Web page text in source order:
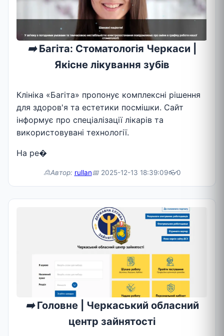
➡️Багіта: Стоматологія Черкаси |
Якісне лікування зубів
Клініка «Багіта» пропонує комплексні рішення
для здоров'я та естетики посмішки. Сайт
інформує про спеціалізації лікарів та
використовувані технології.
На ре�
🙎Автор: rullan📅2025-12-13 18:39:09👓0
➡️Головне | Черкаський обласний
центр зайнятості